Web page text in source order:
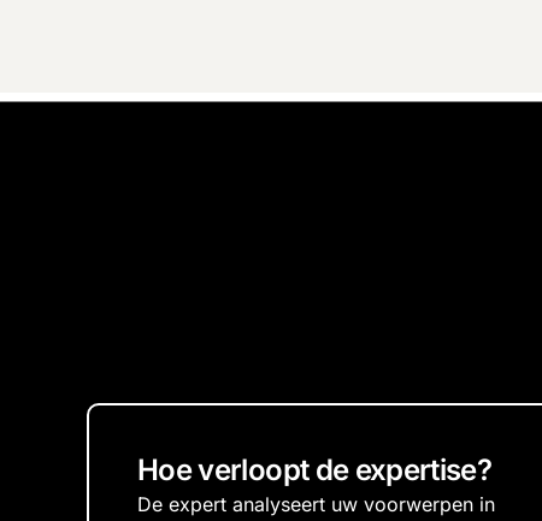
Hoe verloopt de expertise?
De expert analyseert uw voorwerpen in